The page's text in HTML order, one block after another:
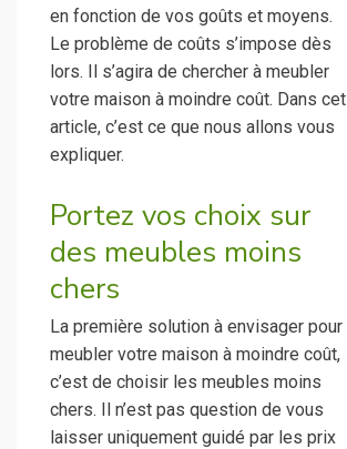
en fonction de vos goûts et moyens.
Le problème de coûts s’impose dès
lors. Il s’agira de chercher à meubler
votre maison à moindre coût. Dans cet
article, c’est ce que nous allons vous
expliquer.
Portez vos choix sur
des meubles moins
chers
La première solution à envisager pour
meubler votre maison à moindre coût,
c’est de choisir les meubles moins
chers. Il n’est pas question de vous
laisser uniquement guidé par les prix